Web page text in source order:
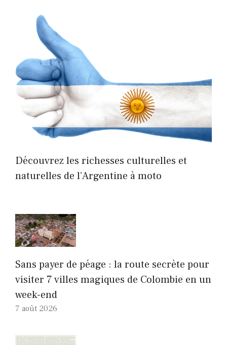
Découvrez les richesses culturelles et
naturelles de l’Argentine à moto
Sans payer de péage : la route secrète pour
visiter 7 villes magiques de Colombie en un
week-end
7 août 2026